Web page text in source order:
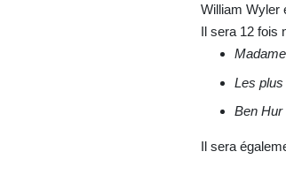
William Wyler
Il sera 12 fois
Les
Ben Hur
Il sera